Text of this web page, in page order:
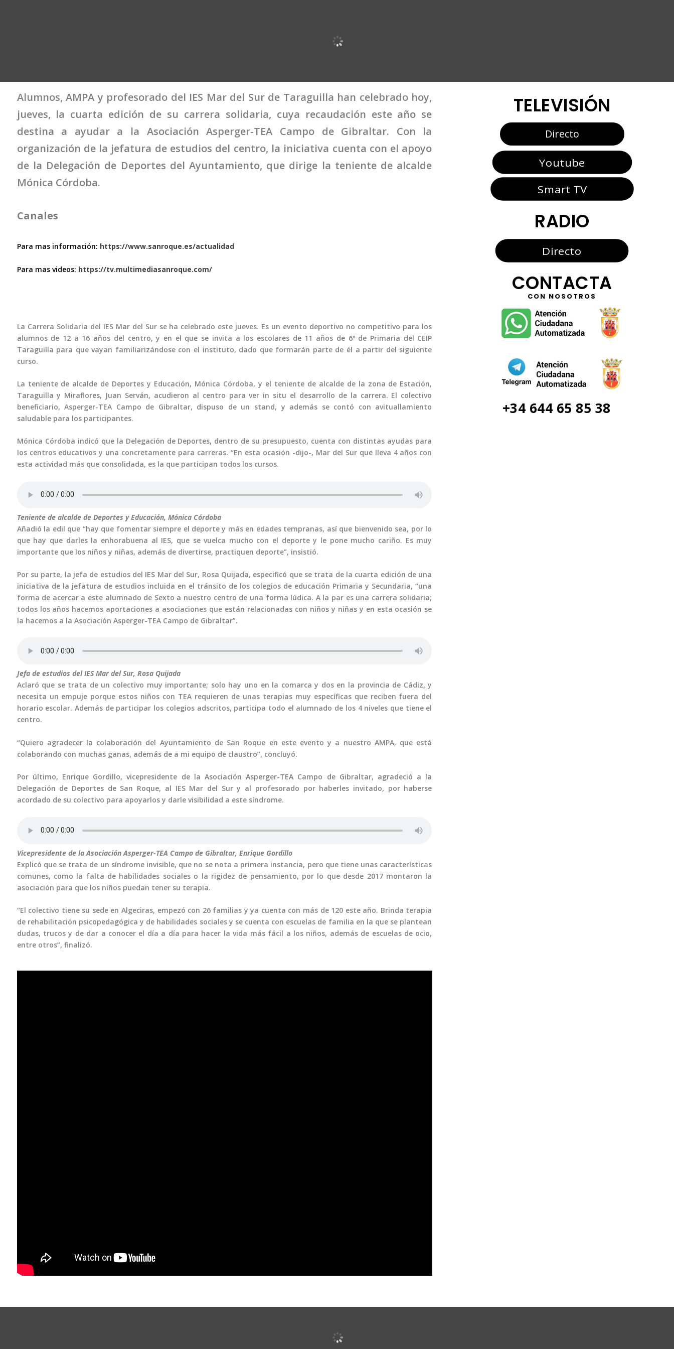
Alumnos, AMPA y profesorado del IES Mar del Sur de Taraguilla han celebrado hoy,
jueves, la cuarta edición de su carrera solidaria, cuya recaudación este año se
destina a ayudar a la Asociación Asperger-TEA Campo de Gibraltar. Con la
organización de la jefatura de estudios del centro, la iniciativa cuenta con el apoyo
de la Delegación de Deportes del Ayuntamiento, que dirige la teniente de alcalde
Mónica Córdoba.
Canales
Para mas información: https://www.sanroque.es/actualidad
Para mas videos: https://tv.multimediasanroque.com/
La Carrera Solidaria del IES Mar del Sur se ha celebrado este jueves. Es un evento deportivo no competitivo para los
alumnos de 12 a 16 años del centro, y en el que se invita a los escolares de 11 años de 6º de Primaria del CEIP
Taraguilla para que vayan familiarizándose con el instituto, dado que formarán parte de él a partir del siguiente
curso.
La teniente de alcalde de Deportes y Educación, Mónica Córdoba, y el teniente de alcalde de la zona de Estación,
Taraguilla y Miraflores, Juan Serván, acudieron al centro para ver in situ el desarrollo de la carrera. El colectivo
beneficiario, Asperger-TEA Campo de Gibraltar, dispuso de un stand, y además se contó con avituallamiento
saludable para los participantes.
Mónica Córdoba indicó que la Delegación de Deportes, dentro de su presupuesto, cuenta con distintas ayudas para
los centros educativos y una concretamente para carreras. “En esta ocasión -dijo-, Mar del Sur que lleva 4 años con
esta actividad más que consolidada, es la que participan todos los cursos.
Teniente de alcalde de Deportes y Educación, Mónica Córdoba
Añadió la edil que “hay que fomentar siempre el deporte y más en edades tempranas, así que bienvenido sea, por lo
que hay que darles la enhorabuena al IES, que se vuelca mucho con el deporte y le pone mucho cariño. Es muy
importante que los niños y niñas, además de divertirse, practiquen deporte”, insistió.
Por su parte, la jefa de estudios del IES Mar del Sur, Rosa Quijada, especificó que se trata de la cuarta edición de una
iniciativa de la jefatura de estudios incluida en el tránsito de los colegios de educación Primaria y Secundaria, “una
forma de acercar a este alumnado de Sexto a nuestro centro de una forma lúdica. A la par es una carrera solidaria;
todos los años hacemos aportaciones a asociaciones que están relacionadas con niños y niñas y en esta ocasión se
la hacemos a la Asociación Asperger-TEA Campo de Gibraltar”.
Jefa de estudios del IES Mar del Sur, Rosa Quijada
Aclaró que se trata de un colectivo muy importante; solo hay uno en la comarca y dos en la provincia de Cádiz, y
necesita un empuje porque estos niños con TEA requieren de unas terapias muy específicas que reciben fuera del
horario escolar. Además de participar los colegios adscritos, participa todo el alumnado de los 4 niveles que tiene el
centro.
“Quiero agradecer la colaboración del Ayuntamiento de San Roque en este evento y a nuestro AMPA, que está
colaborando con muchas ganas, además de a mi equipo de claustro”, concluyó.
Por último, Enrique Gordillo, vicepresidente de la Asociación Asperger-TEA Campo de Gibraltar, agradeció a la
Delegación de Deportes de San Roque, al IES Mar del Sur y al profesorado por haberles invitado, por haberse
acordado de su colectivo para apoyarlos y darle visibilidad a este síndrome.
Vicepresidente de la Asociación Asperger-TEA Campo de Gibraltar, Enrique Gordillo
Explicó que se trata de un síndrome invisible, que no se nota a primera instancia, pero que tiene unas características
comunes, como la falta de habilidades sociales o la rigidez de pensamiento, por lo que desde 2017 montaron la
asociación para que los niños puedan tener su terapia.
“El colectivo tiene su sede en Algeciras, empezó con 26 familias y ya cuenta con más de 120 este año. Brinda terapia
de rehabilitación psicopedagógica y de habilidades sociales y se cuenta con escuelas de familia en la que se plantean
dudas, trucos y de dar a conocer el día a día para hacer la vida más fácil a los niños, además de escuelas de ocio,
entre otros”, finalizó.
TELEVISIÓN
Directo
Youtube
Smart TV
RADIO
Directo
CONTACTA
CON NOSOTROS
+34 644 65 85 38